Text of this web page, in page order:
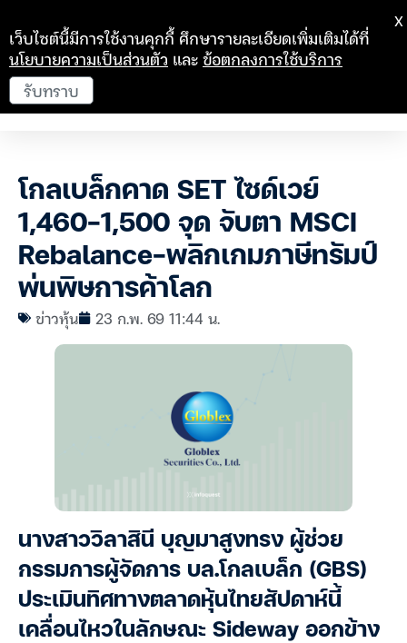
โกลเบล็กคาด SET ไซด์เวย์
1,460-1,500 จุด จับตา MSCI
Rebalance-พลิกเกมภาษีทรัมป์
พ่นพิษการค้าโลก
ข่าวหุ้น 23 ก.พ. 69 11:44 น.
นางสาววิลาสินี บุญมาสูงทรง ผู้ช่วย
กรรมการผู้จัดการ บล.โกลเบล็ก (GBS)
ประเมินทิศทางตลาดหุ้นไทยสัปดาห์นี้
เคลื่อนไหวในลักษณะ Sideway ออกข้าง
เว็บไซต์นี้มีการใช้งานคุกกี้ ศึกษารายละเอียดเพิ่มเติมได้ที่
นโยบายความเป็นส่วนตัว และข้อตกลงการใช้บริการ
รับทราบ
X